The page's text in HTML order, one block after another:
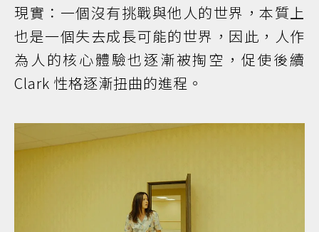
現實：一個沒有挑戰與他人的世界，本質上
也是一個失去成長可能的世界，因此，人作
為人的核心體驗也逐漸被掏空，促使後續
Clark 性格逐漸扭曲的進程。